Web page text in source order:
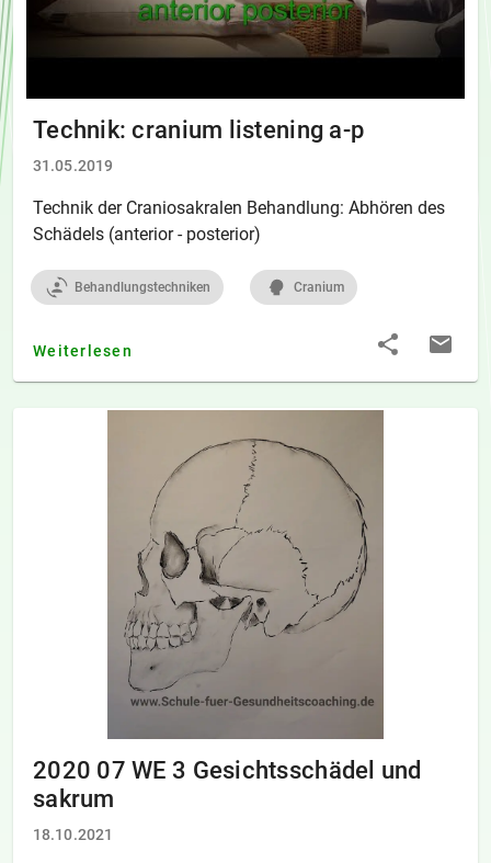
Technik: cranium listening a-p
31.05.2019
Technik der Craniosakralen Behandlung: Abhören des
Schädels (anterior - posterior)
Behandlungstechniken Cranium
Weiterlesen
2020 07 WE 3 Gesichtsschädel und
sakrum
18.10.2021